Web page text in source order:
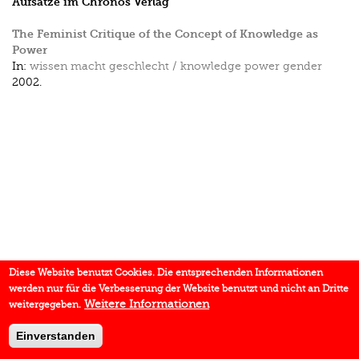
The Feminist Critique of the Concept of Knowledge as
Power
In: wissen macht geschlecht / knowledge power gender
2002.
Diese Website benutzt Cookies. Die entsprechenden Informationen
werden nur für die Verbesserung der Website benutzt und nicht an Dritte
weitergegeben. Weitere Informationen
Einverstanden